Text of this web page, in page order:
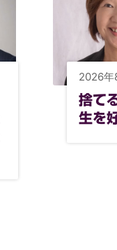
2026年
捨て
生を